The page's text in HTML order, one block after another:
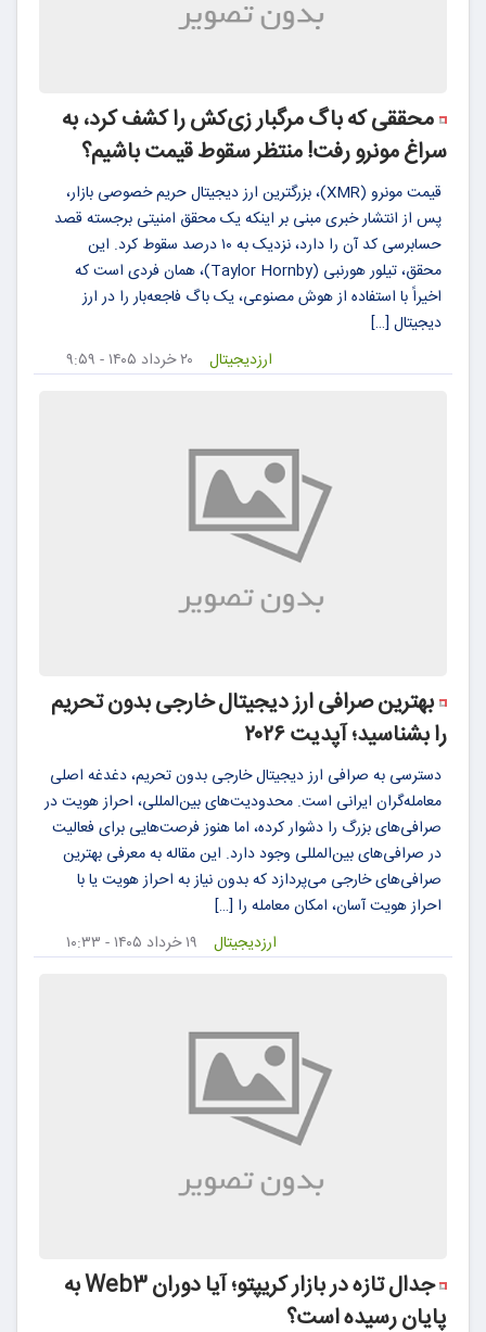
محققی که باگ مرگبار زی‌کش را کشف کرد، به
سراغ مونرو رفت! منتظر سقوط قیمت باشیم؟
قیمت مونرو (XMR)، بزرگترین ارز دیجیتال حریم خصوصی بازار،
پس از انتشار خبری مبنی بر اینکه یک محقق امنیتی برجسته قصد
حسابرسی کد آن را دارد، نزدیک به ۱۰ درصد سقوط کرد. این
محقق، تیلور هورنبی (Taylor Hornby)، همان فردی است که
اخیراً با استفاده از هوش مصنوعی، یک باگ فاجعه‌بار را در ارز
دیجیتال […]
۲۰ خرداد ۱۴۰۵ - ۹:۵۹
ارزدیجیتال
بهترین صرافی ارز دیجیتال خارجی بدون تحریم
را بشناسید؛ آپدیت ۲۰۲۶
دسترسی به صرافی ارز دیجیتال خارجی بدون تحریم، دغدغه اصلی
معامله‌گران ایرانی است. محدودیت‌های بین‌المللی، احراز هویت در
صرافی‌های بزرگ را دشوار کرده، اما هنوز فرصت‌هایی برای فعالیت
در صرافی‌های بین‌المللی وجود دارد. این مقاله به معرفی بهترین
صرافی‌های خارجی می‌پردازد که بدون نیاز به احراز هویت یا با
احراز هویت آسان، امکان معامله را […]
۱۹ خرداد ۱۴۰۵ - ۱۰:۳۳
ارزدیجیتال
جدال تازه در بازار کریپتو؛ آیا دوران Web3 به
پایان رسیده است؟